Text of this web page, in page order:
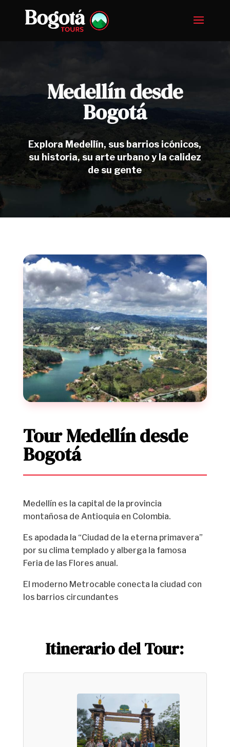
Medellín desde
Bogotá
Explora Medellín, sus barrios icónicos,
su historia, su arte urbano y la calidez
de su gente
Tour Medellín desde
Bogotá
Medellín es la capital de la provincia
montañosa de Antioquia en Colombia.
Es apodada la “Ciudad de la eterna primavera”
por su clima templado y alberga la famosa
Feria de las Flores anual.
El moderno Metrocable conecta la ciudad con
los barrios circundantes
Itinerario del Tour: